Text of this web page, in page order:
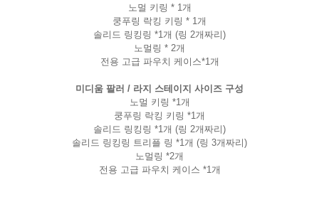
노멀 키링 * 1개
쿵푸링 락킹 키링 * 1개
솔리드 링킹링 *1개 (링 2개짜리)
노멀링 * 2개
전용 고급 파우치 케이스*1개
미디움 팔러 / 라지 스테이지 사이즈 구성
노멀 키링 *1개
쿵푸링 락킹 키링 *1개
솔리드 링킹링 *1개 (링 2개짜리)
솔리드 링킹링 트리플 링 *1개 (링 3개짜리)
노멀링 *2개
전용 고급 파우치 케이스 *1개